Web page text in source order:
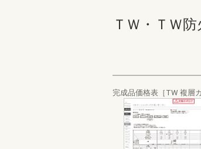
ＴＷ・ＴＷ
完成品価格表［TW 複層